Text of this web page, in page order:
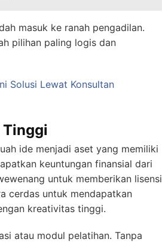
masuk ke ranah pengadilan.
pilihan paling logis dan
Solusi Lewat Konsultan
Tinggi
ide menjadi aset yang memiliki
keuntungan finansial dari
untuk memberikan lisensi
cerdas untuk mendapatkan
kreativitas tinggi.
atau modul pelatihan. Tanpa